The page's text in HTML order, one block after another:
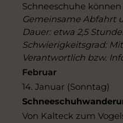
Schneeschuhe
Gemeinsame Abfahrt
Dauer: etwa 2,5
Schwierigkeitsgrad:
Verantwortlich bzw.
Februar
14. Januar (Sonntag)
Von Kalteck zum